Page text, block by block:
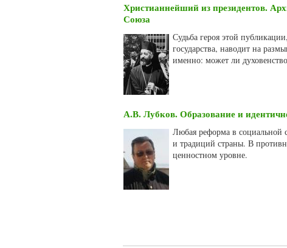
Христианнейший из президентов.
Союза
Судьба героя этой
государства, наводит на
именно: может ли
А.В. Лубков. Образование и
Любая реформа в социальной
и традиций страны. В
ценностном уровне.